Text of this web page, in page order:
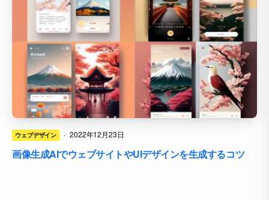
ウェブデザイン · 2022年12月23日
画像生成AIでウェブサイトやUIデザインを生成するコツ